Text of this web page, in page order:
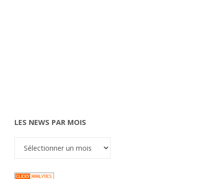
LES NEWS PAR MOIS